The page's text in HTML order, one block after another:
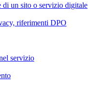
di un sito o servizio digitale
riferimenti DPO
servizio